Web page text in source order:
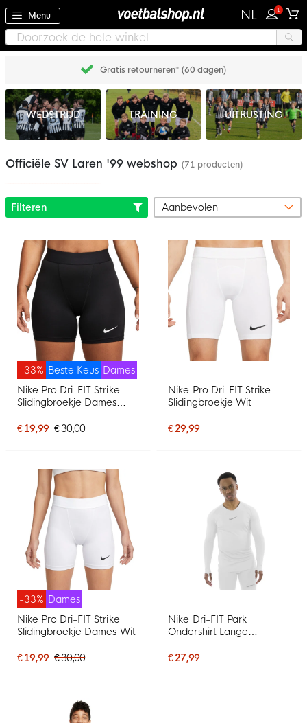
Menu NL 1
Gratis retourneren* (60 dagen)
WEDSTRIJD TRAINING UITRUSTING
Officiële SV Laren '99 webshop (71 producten)
Filteren
Beste Keus
-33%
Dames
Nike Pro Dri-FIT Strike
Slidingbroekje Dames
€ 19,99 € 30,00
Nike Pro Dri-FIT Strike
Slidingbroekje Wit
€ 29,99
-33% Dames
Nike Pro Dri-FIT Strike
Slidingbroekje Dames Wit
€ 19,99 € 30,00
Nike Dri-FIT Park
Ondershirt Lange
€ 27,99